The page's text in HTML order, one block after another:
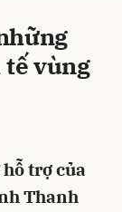
vùng
trợ của
Thanh